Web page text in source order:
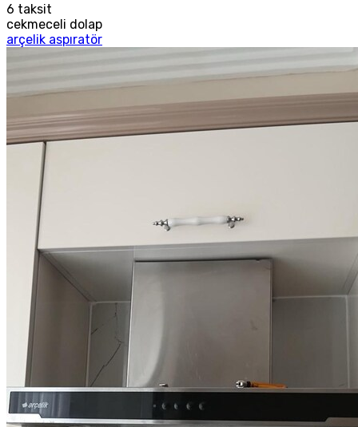
6 taksit
cekmeceli dolap
arçelik aspıratör